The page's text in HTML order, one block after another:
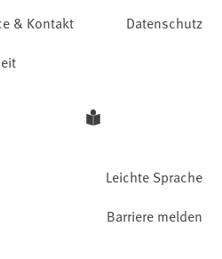
& Kontakt
Datenschutz
Leichte Sprache
Barriere melden